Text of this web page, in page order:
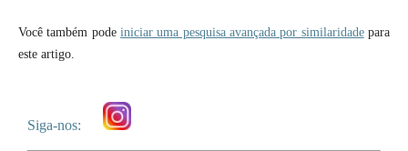
Você também pode iniciar uma pesquisa avançada por similaridadepara
este artigo.
Siga-nos: